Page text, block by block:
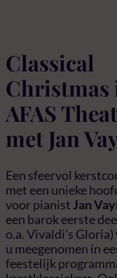
Classical
Christmas
AFAS
met Jan
Een sfeervol
met een unieke
voor pianistJan
een barok eerste
o.a. Vivaldi’s
u meegenomen in
feestelijk